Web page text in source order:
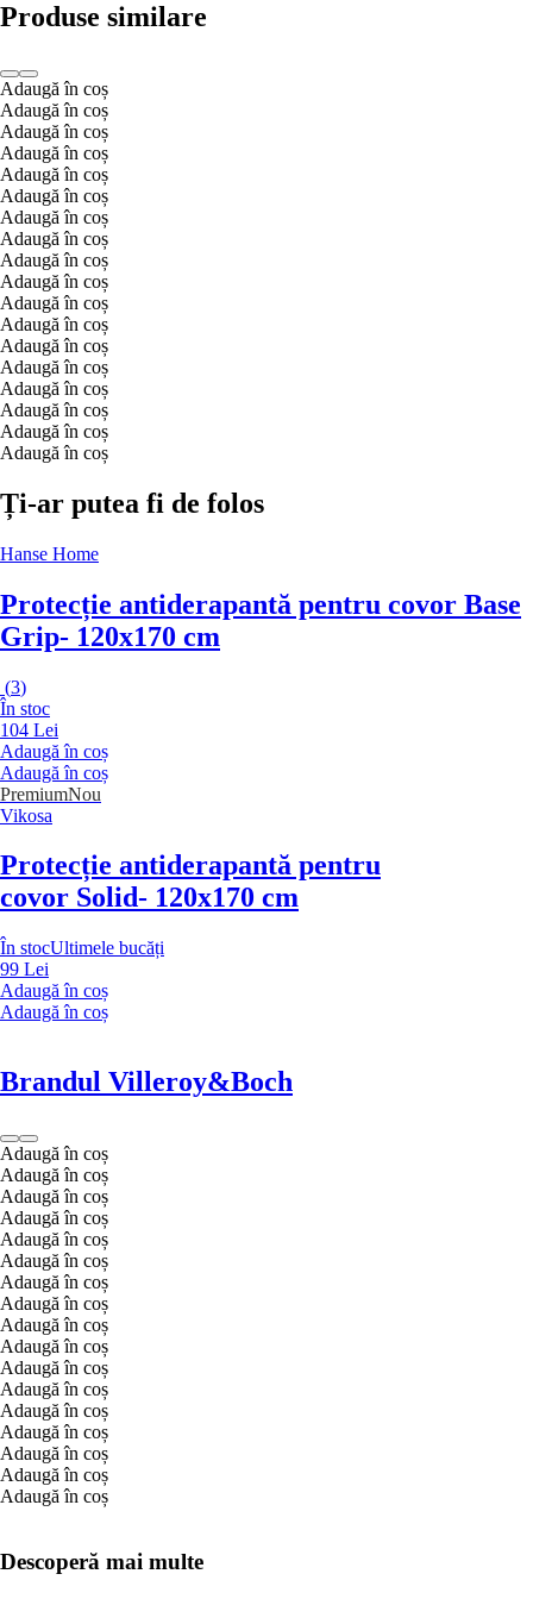
Produse similare
Adaugă în coș
Adaugă în coș
Adaugă în coș
Adaugă în coș
Adaugă în coș
Adaugă în coș
Adaugă în coș
Adaugă în coș
Adaugă în coș
Adaugă în coș
Adaugă în coș
Adaugă în coș
Adaugă în coș
Adaugă în coș
Adaugă în coș
Adaugă în coș
Adaugă în coș
Adaugă în coș
Ți-ar putea fi de folos
Hanse Home
Protecție antiderapantă pentru covor Base
Grip- 120x170 cm
(3)
În stoc
104 Lei
Adaugă în coș
Adaugă în coș
PremiumNou
Vikosa
Protecție antiderapantă pentru
covor Solid- 120x170 cm
În stocUltimele bucăți
99 Lei
Adaugă în coș
Adaugă în coș
Brandul Villeroy&Boch
Adaugă în coș
Adaugă în coș
Adaugă în coș
Adaugă în coș
Adaugă în coș
Adaugă în coș
Adaugă în coș
Adaugă în coș
Adaugă în coș
Adaugă în coș
Adaugă în coș
Adaugă în coș
Adaugă în coș
Adaugă în coș
Adaugă în coș
Adaugă în coș
Adaugă în coș
Descoperă mai multe